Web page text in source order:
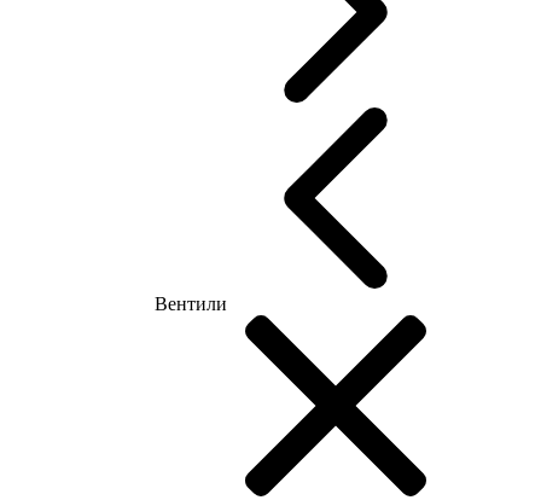
Вентили